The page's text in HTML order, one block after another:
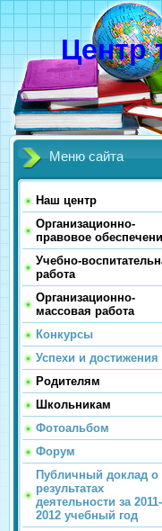
Центр
Меню сайта
Наш центр
Организационно-
правовое
Учебно-
работа
Организационно-
массовая работа
Конкурсы
Успехи и достижения
Родителям
Школьникам
Фотоальбом
Форум
Публичный доклад о
результатах
деятельности за 2011-
2012 учебный год